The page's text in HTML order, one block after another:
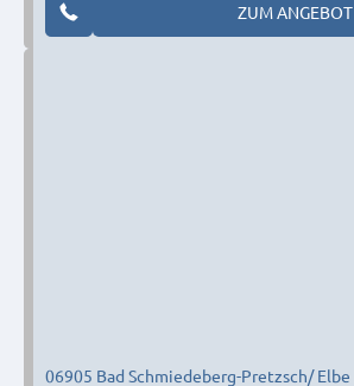
ZUM ANGEBOT
06905 Bad Schmiedeberg-Pretzsch/ Elbe